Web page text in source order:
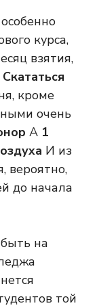
курса,
взятия,
Скататься
кроме
очень
А 1
И из
вероятно,
до начала
на
той